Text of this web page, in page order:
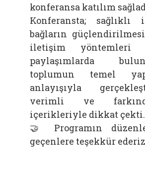
konferansa katılım
Konferansta;
bağların
iletişim yöntemleri
paylaşımlarda
toplumun temel
anlayışıyla
verimli ve
içerikleriyle dikkat çekti.
🤝 Programın
geçenlere teşekkür